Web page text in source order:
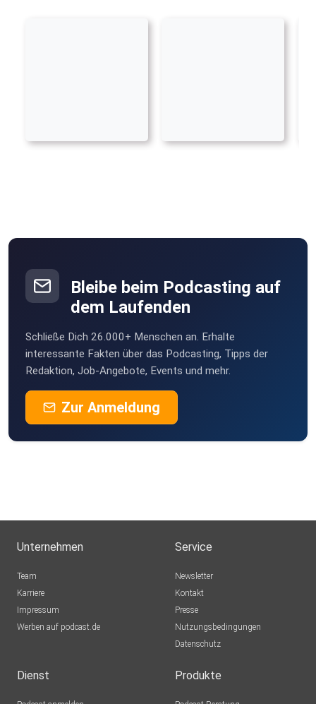
Bleibe beim Podcasting auf
dem Laufenden
Schließe Dich 26.000+ Menschen an. Erhalte
interessante Fakten über das Podcasting, Tipps der
Redaktion, Job-Angebote, Events und mehr.
Zur Anmeldung
Unternehmen
Team
Karriere
Impressum
Werben auf podcast.de
Service
Newsletter
Kontakt
Presse
Nutzungsbedingungen
Datenschutz
Dienst Produkte